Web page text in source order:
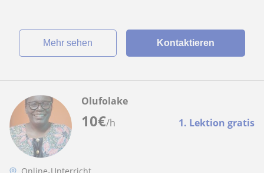
Mehr sehen Kontaktieren
10€/h 1. Lektion gratis
Olufolake